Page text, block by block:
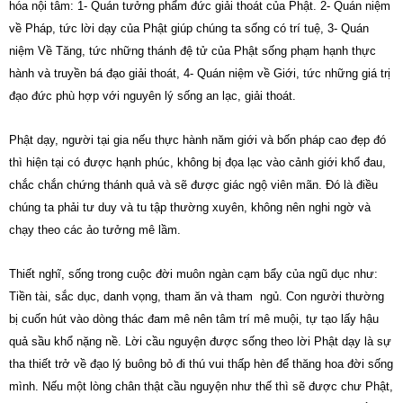
hóa nội tâm: 1- Quán tưởng phẩm đức giải thoát của Phật. 2- Quán niệm
về Pháp, tức lời dạy của Phật giúp chúng ta sống có trí tuệ, 3- Quán
niệm Về Tăng, tức những thánh đệ tử của Phật sống phạm hạnh thực
hành và truyền bá đạo giải thoát, 4- Quán niệm về Giới, tức những giá trị
đạo đức phù hợp với nguyên lý sống an lạc, giải thoát.
Phật dạy, người tại gia nếu thực hành năm giới và bốn pháp cao đẹp đó
thì hiện tại có được hạnh phúc, không bị đọa lạc vào cảnh giới khổ đau,
chắc chắn chứng thánh quả và sẽ được giác ngộ viên mãn. Đó là điều
chúng ta phải tư duy và tu tập thường xuyên, không nên nghi ngờ và
chạy theo các ảo tưởng mê lầm.
Thiết nghĩ, sống trong cuộc đời muôn ngàn cạm bẩy của ngũ dục như:
Tiền tài, sắc dục, danh vọng, tham ăn và tham ngủ. Con người thường
bị cuốn hút vào dòng thác đam mê nên tâm trí mê muội, tự tạo lấy hậu
quả sầu khổ nặng nề. Lời cầu nguyện được sống theo lời Phật dạy là sự
tha thiết trở về đạo lý buông bỏ đi thú vui thấp hèn để thăng hoa đời sống
mình. Nếu một lòng chân thật cầu nguyện như thế thì sẽ được chư Phật,